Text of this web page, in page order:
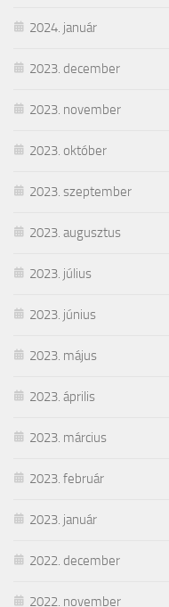
2024. január
2023. december
2023. november
2023. október
2023. szeptember
2023. augusztus
2023. július
2023. június
2023. május
2023. április
2023. március
2023. február
2023. január
2022. december
2022. november